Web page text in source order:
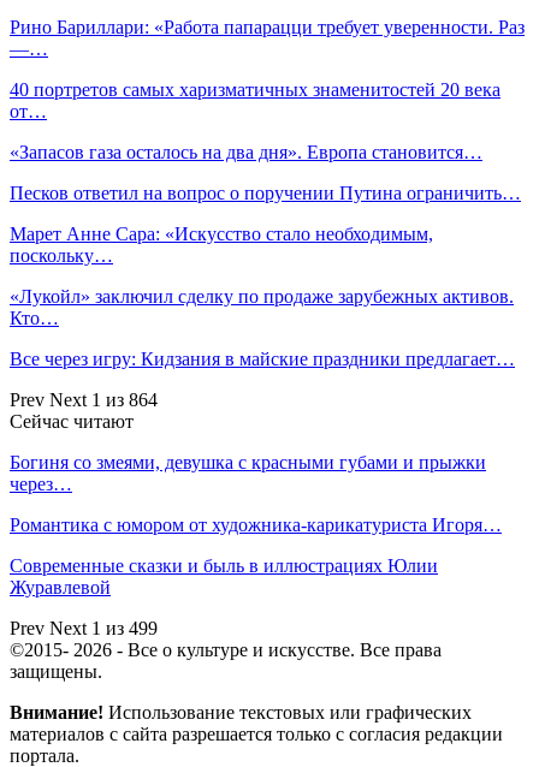
Рино Бариллари: «Работа папарацци требует уверенности. Раз
—…
40 портретов самых харизматичных знаменитостей 20 века
от…
«Запасов газа осталось на два дня». Европа становится…
Песков ответил на вопрос о поручении Путина ограничить…
Марет Анне Сара: «Искусство стало необходимым,
поскольку…
«Лукойл» заключил сделку по продаже зарубежных активов.
Кто…
Все через игру: Кидзания в майские праздники предлагает…
Prev Next 1 из 864
Сейчас читают
Богиня со змеями, девушка с красными губами и прыжки
через…
Романтика с юмором от художника-карикатуриста Игоря…
Современные сказки и быль в иллюстрациях Юлии
Журавлевой
Prev Next 1 из 499
©2015- 2026 - Все о культуре и искусстве. Все права
защищены.
Внимание! Использование текстовых или графических
материалов с сайта разрешается только c согласия редакции
портала.